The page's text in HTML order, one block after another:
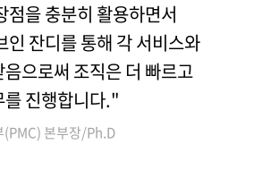
점을 충분히 활용하면서
인 잔디를 통해 각 서비스와
으로써 조직은 더 빠르고
진행합니다."
(PMC) 본부장/Ph.D